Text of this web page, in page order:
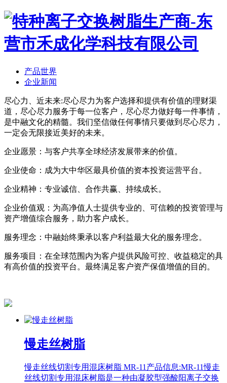
产品世界
企业新闻
尽心力、近未来:尽心尽力为客户选择和提供有价值的理财渠
道，尽心尽力服务于每一位客户，尽心尽力做好每一件事情，
是中融文化的精髓。我们坚信做任何事情只要做到尽心尽力，
一定会无限接近美好的未来。
企业愿景：与客户共享全球经济发展带来的价值。
企业使命：成为大中华区最具价值的资本投资运营平台。
企业精神：专业诚信、合作共赢、持续成长。
企业价值观：为高净值人士提供专业的、可信赖的投资管理与
资产增值综合服务，助力客户成长。
服务理念：中融始终秉承以客户利益最大化的服务理念。
服务项目：在全球范围内为客户提供风险可控、收益稳定的具
有高价值的投资平台。最终满足客户资产保值增值的目的。
慢走丝树脂
慢走丝线切割专用混床树脂 MR-11产品信息:MR-11慢走
丝线切割专用混床树脂是一种由凝胶型强酸阳离子交换